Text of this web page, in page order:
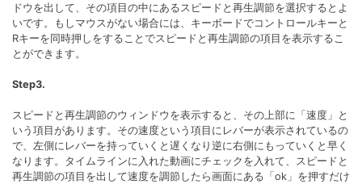
ドウを出して、その項目の中にあるスピードと再生調節を選択するとよ
いです。もしマウスがない場合には、キーボードでコントロールキーと
Rキーを同時押しをすることでスピードと再生調節の項目を表示するこ
とができます。
Step3.
スピードと再生調節のウィンドウを表示すると、その上部に「速度」と
いう項目があります。その速度という項目にレバーが表示されているの
で、左側にレバーを持っていくと遅くなり逆に右側にもっていくと早く
なります。タイムラインに入れた動画にチェックを入れて、スピードと
再生調節の項目を出して速度を調節したら画面にある「ok」を押すだけ